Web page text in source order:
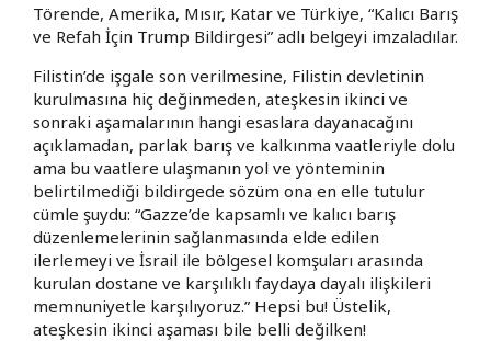
Törende, Amerika, Mısır, Katar ve Türkiye, “Kalıcı Barış
ve Refah İçin Trump Bildirgesi” adlı belgeyi imzaladılar.
Filistin’de işgale son verilmesine, Filistin devletinin
kurulmasına hiç değinmeden, ateşkesin ikinci ve
sonraki aşamalarının hangi esaslara dayanacağını
açıklamadan, parlak barış ve kalkınma vaatleriyle dolu
ama bu vaatlere ulaşmanın yol ve yönteminin
belirtilmediği bildirgede sözüm ona en elle tutulur
cümle şuydu: “Gazze’de kapsamlı ve kalıcı barış
düzenlemelerinin sağlanmasında elde edilen
ilerlemeyi ve İsrail ile bölgesel komşuları arasında
kurulan dostane ve karşılıklı faydaya dayalı ilişkileri
memnuniyetle karşılıyoruz.” Hepsi bu! Üstelik,
ateşkesin ikinci aşaması bile belli değilken!